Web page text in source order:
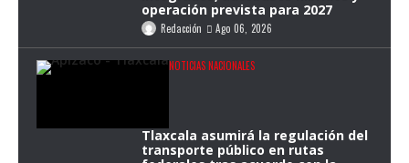
operación prevista para 2027
Redacción Ago 06, 2026
NOTICIAS NACIONALES
Tlaxcala asumirá la regulación del
transporte público en rutas